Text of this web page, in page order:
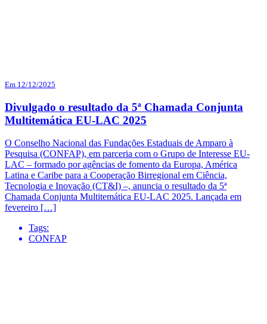
Em 12/12/2025
Divulgado o resultado da 5ª Chamada Conjunta
Multitemática EU-LAC 2025
O Conselho Nacional das Fundações Estaduais de Amparo à
Pesquisa (CONFAP), em parceria com o Grupo de Interesse EU-
LAC – formado por agências de fomento da Europa, América
Latina e Caribe para a Cooperação Birregional em Ciência,
Tecnologia e Inovação (CT&I) –, anuncia o resultado da 5ª
Chamada Conjunta Multitemática EU-LAC 2025. Lançada em
fevereiro […]
Tags:
CONFAP